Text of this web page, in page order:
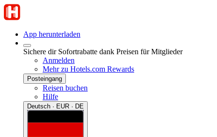
App herunterladen
Sichere dir Sofortrabatte dank Preisen für Mitglieder
Anmelden
Mehr zu Hotels.com Rewards
Posteingang
Reisen buchen
Hilfe
Deutsch · EUR · DE